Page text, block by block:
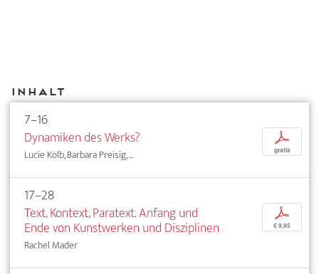
Inhalt
7–16
Dynamiken des Werks?
Lucie Kolb, Barbara Preisig, ...
p
gratis
17–28
Text, Kontext, Paratext. Anfang und
Ende von Kunstwerken und Disziplinen
Rachel Mader
p
€ 9,95